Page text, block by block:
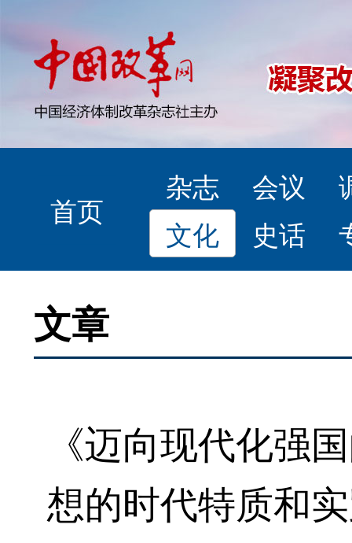
首页
杂志 会议
文化
史话
文章
《迈向现代化强
想的时代特质和